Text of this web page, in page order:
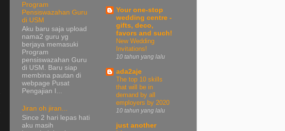
Program
Pensiswazahan Guru
di USM
Aku baru saja upload
nama2 guru yg
berjaya memasuki
Program
pensiswazahan Guru
di USM. Baru siap
membina pautan di
webpage Pusat
Pengajian I...
Jiran oh jiran...
Since 2 hari lepas hati
aku masih
Your one-stop
wedding centre -
gifts, deco,
favors and such!
New Wedding
Invitations!
10 tahun yang lalu
ada2aje
The top 10 skills
that will be in
demand by all
employers by 2020
10 tahun yang lalu
just another